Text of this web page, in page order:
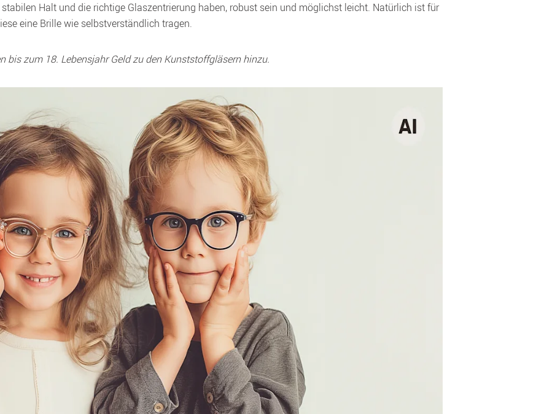
Halt und die richtige Glaszentrierung haben, robust sein und möglichst leicht. Natürlich ist für
eine Brille wie selbstverständlich tragen.
bis zum 18. Lebensjahr Geld zu den Kunststoffgläsern hinzu.